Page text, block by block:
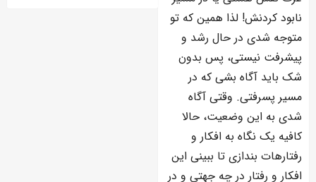
نابود کردنش! لذا همین که تو
متوجه شدی در حال رشد و
پیشرفت نیستی، پس بدون
شک باید آگاه بشی که در
مسیر پسرفتی. وقتی آگاه
شدی به این وضعیت، حالا
کافیه یک نگاه به افکار و
رفتارهات بندازی تا ببینی این
افکار و رفتار در چه جهتی و در